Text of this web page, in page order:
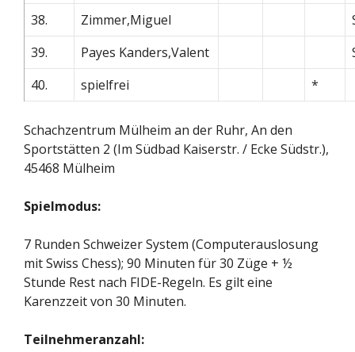
38.
Zimmer,Miguel
39.
Payes Kanders,Valent
40.
spielfrei *
Schachzentrum Mülheim an der Ruhr, An den
Sportstätten 2 (Im Südbad Kaiserstr. / Ecke Südstr.),
45468 Mülheim
Spielmodus:
7 Runden Schweizer System (Computerauslosung
mit Swiss Chess); 90 Minuten für 30 Züge + ½
Stunde Rest nach FIDE-Regeln. Es gilt eine
Karenzzeit von 30 Minuten.
Teilnehmeranzahl: